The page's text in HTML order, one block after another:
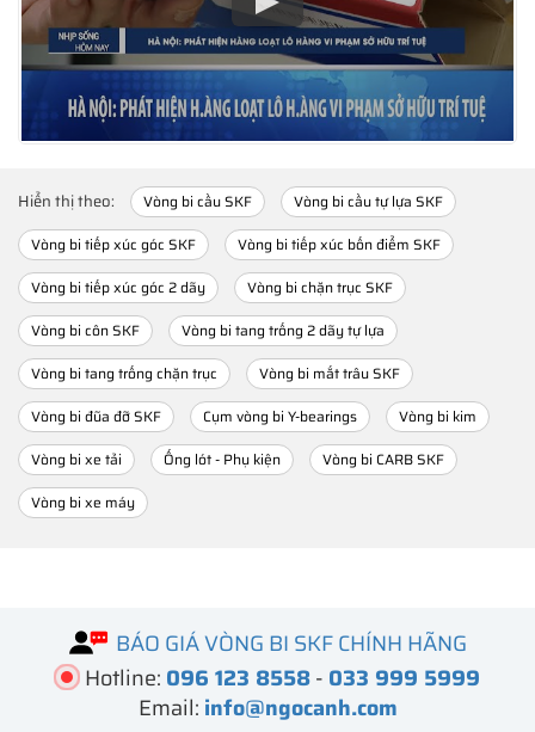
Hiển thị theo: Vòng bi cầu SKF
Vòng bi cầu tự lựa SKF
Vòng bi tiếp xúc góc SKF
Vòng bi tiếp xúc bốn điểm SKF
Vòng bi tiếp xúc góc 2 dãy
Vòng bi chặn trục SKF
Vòng bi côn SKF
Vòng bi tang trống 2 dãy tự lựa
Vòng bi tang trống chặn trục
Vòng bi mắt trâu SKF
Vòng bi đũa đỡ SKF
Cụm vòng bi Y-bearings
Vòng bi kim
Vòng bi xe tải
Ống lót - Phụ kiện
Vòng bi CARB SKF
Vòng bi xe máy
BÁO GIÁ VÒNG BI SKF CHÍNH HÃNG
Hotline: 096 123 8558- 033 999 5999
Email: info@ngocanh.com